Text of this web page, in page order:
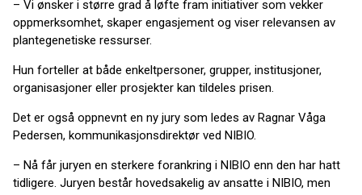
– Vi ønsker i større grad å løfte fram initiativer som vekker
oppmerksomhet, skaper engasjement og viser relevansen av
plantegenetiske ressurser.
Hun forteller at både enkeltpersoner, grupper, institusjoner,
organisasjoner eller prosjekter kan tildeles prisen.
Det er også oppnevnt en ny jury som ledes av Ragnar Våga
Pedersen, kommunikasjonsdirektør ved NIBIO.
– Nå får juryen en sterkere forankring i NIBIO enn den har hatt
tidligere. Juryen består hovedsakelig av ansatte i NIBIO, men